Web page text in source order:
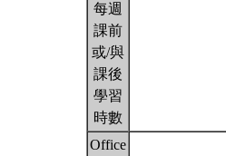
每週
課前
或/與
課後
學習
時數
Office